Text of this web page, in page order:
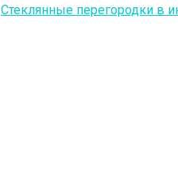
Стеклянные перегородки в